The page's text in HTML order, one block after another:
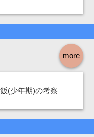
more
(少年期)の考察